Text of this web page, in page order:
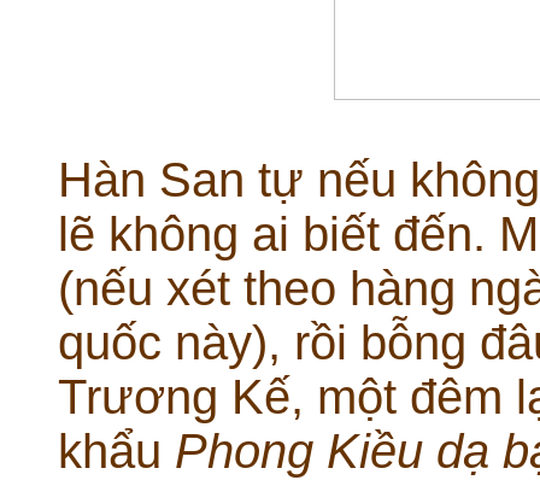
Hàn San tự nếu
lẽ không ai biết đến.
(nếu xét theo hàng
quốc này), rồi bỗng
Trương Kế, một đêm
khẩu Phong Kiều dạ